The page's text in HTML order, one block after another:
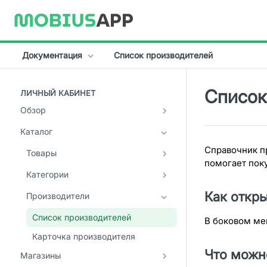
Документация
Документация
Backend-API
Список производителей
ЛИЧНЫЙ КАБИНЕТ
Обзор
Рабочий стол
Каталог
Товары
Список товаров
Карточка товара
Товарные метки
Редактирование метки
Категории
Список категорий
Карточка категории
Производители
Список производителей
Карточка производителя
Магазины
Справочник
помогает
Как
В боковом
Что